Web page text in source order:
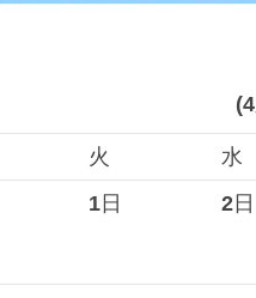
火 水
1 日 2 日